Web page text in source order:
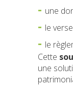
une
le
le
Cette
une